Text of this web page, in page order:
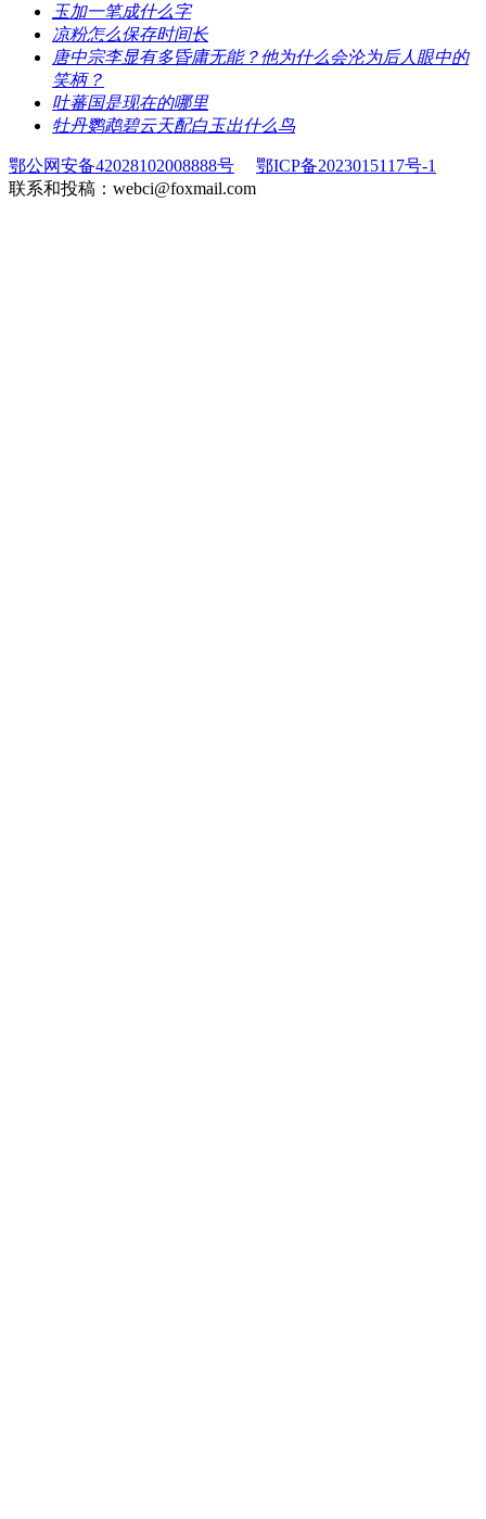
​玉加一笔成什么字
​凉粉怎么保存时间长
​唐中宗李显有多昏庸无能？他为什么会沦为后人眼中的
笑柄？
​吐蕃国是现在的哪里
​牡丹鹦鹉碧云天配白玉出什么鸟
鄂公网安备42028102008888号
鄂ICP备2023015117号-1
联系和投稿：webci@foxmail.com